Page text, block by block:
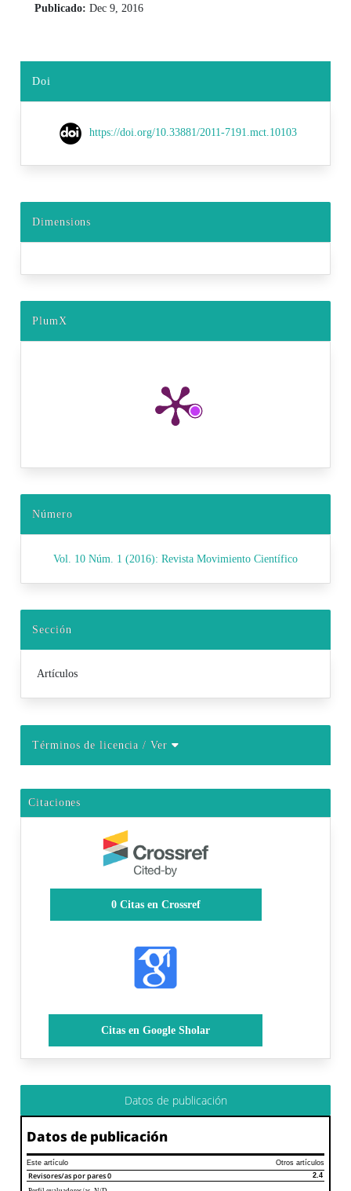
Publicado: Dec 9, 2016
Doi
https://doi.org/10.33881/2011-7191.mct.10103
Dimensions
PlumX
Número
Vol. 10 Núm. 1 (2016): Revista Movimiento Científico
Sección
Artículos
Términos de licencia/ Ver
Citaciones
0Citas en Crossref
Citas en Google Sholar
Datos de publicación
Datos de publicación
Este artículo Otros artículos
Revisores/as por pares0
2.4